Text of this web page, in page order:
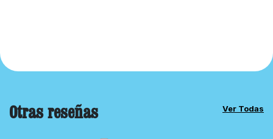
Otras reseñas Ver Todas